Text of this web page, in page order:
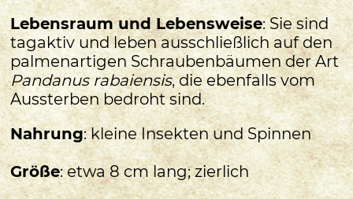
Lebensraum und Lebensweise: Sie sind
tagaktiv und leben ausschließlich auf den
palmenartigen Schraubenbäumen der Art
Pandanus rabaiensis, die ebenfalls vom
Aussterben bedroht sind.
Nahrung: kleine Insekten und Spinnen
Größe: etwa 8 cm lang; zierlich